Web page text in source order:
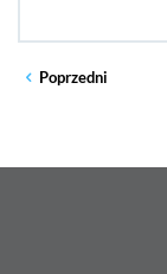
Poprzedni